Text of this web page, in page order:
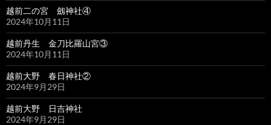
越前二の宮 劔神社④
2024年10月11日
越前丹生 金刀比羅山宮③
2024年10月11日
越前大野 春日神社②
2024年9月29日
越前大野 日吉神社
2024年9月29日